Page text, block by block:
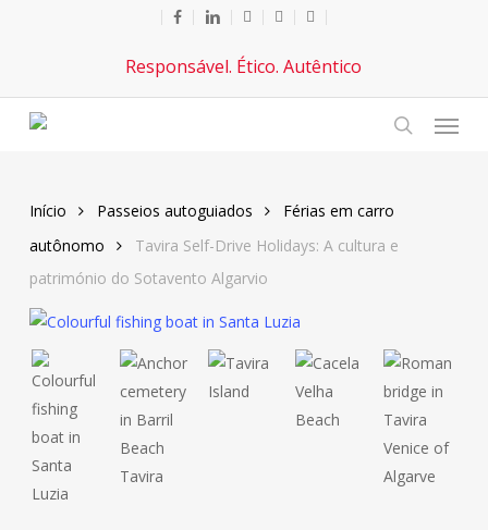
conteúdo
principal
o
LinkedInYouTubetelefone
o
Responsável. Ético. Autêntico
Início Passeios autoguiados
Férias em carro
autônomo
Tavira Self-Drive Holidays: A cultura e
património do Sotavento Algarvio